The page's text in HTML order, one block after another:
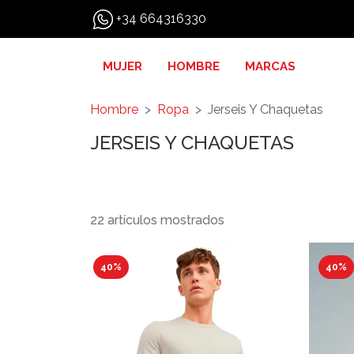
+34 664316330
MUJER HOMBRE MARCAS
Hombre Ropa Jerseis Y Chaquetas
JERSEIS Y CHAQUETAS
22 artículos mostrados
40% 40%